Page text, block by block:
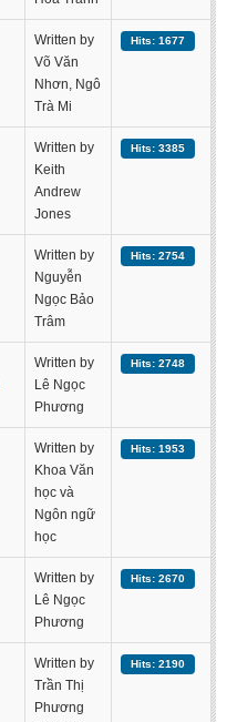
Written by
Võ Văn
Nhơn, Ngô
Trà Mi
Hits: 1677
Written by
Keith
Andrew
Jones
Hits: 3385
Written by
Nguyễn
Ngọc Bảo
Trâm
Hits: 2754
Written by
Lê Ngọc
Phương
Hits: 2748
Written by
Khoa Văn
học và
Ngôn ngữ
học
Hits: 1953
Written by
Lê Ngọc
Phương
Hits: 2670
Written by
Trần Thị
Phương
Hits: 2190